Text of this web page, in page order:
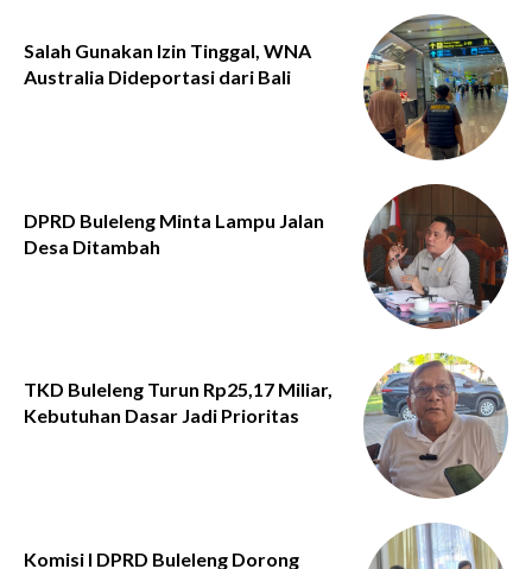
Salah Gunakan Izin Tinggal, WNA
Australia Dideportasi dari Bali
DPRD Buleleng Minta Lampu Jalan
Desa Ditambah
TKD Buleleng Turun Rp25,17 Miliar,
Kebutuhan Dasar Jadi Prioritas
Komisi I DPRD Buleleng Dorong